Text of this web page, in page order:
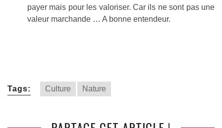
payer mais pour les valoriser. Car ils ne sont pas une
valeur marchande … A bonne entendeur.
Tags: Culture Nature